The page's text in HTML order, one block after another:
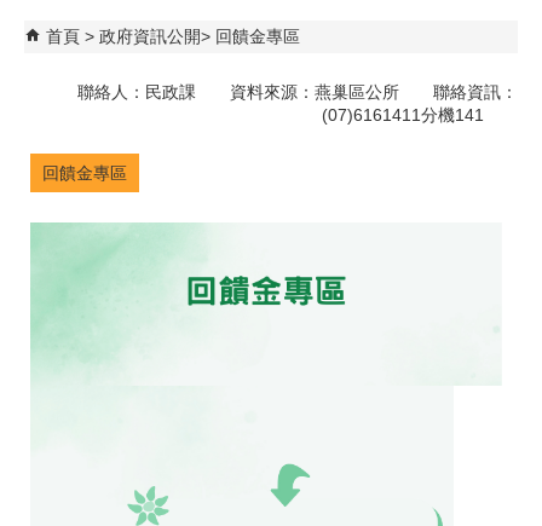
首頁 政府資訊公開 回饋金專區
聯絡人：民政課 資料來源：燕巢區公所 聯絡資訊：
(07)6161411分機141
回饋金專區